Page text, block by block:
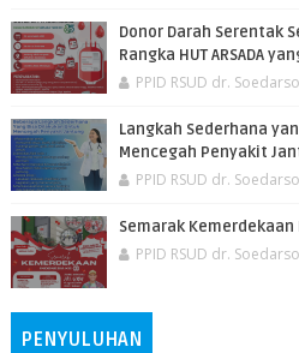
Donor Darah Serentak
Rangka HUT ARSADA
PPID RSUD dr. Soedarso
Langkah Sederhana
Mencegah Penyakit
PPID RSUD dr. Soedarso
Semarak
PPID RSUD dr. Soedarso
PENYULUHAN